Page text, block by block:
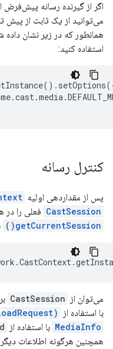
اگر از گیرنده رسانه پیش‌فرض
همانطور که در زیر نشان
استفاده کنید:
(). setOptions
.cast.media.
کنترل رسانه
پس از مقداردهی اولیه
CastSession فعلی را در
getCurrentSession()
.CastContext.
می‌توان از CastSession
با استفاده از
MediaInfo با استفاده از
همچنین هرگونه اطلاعات